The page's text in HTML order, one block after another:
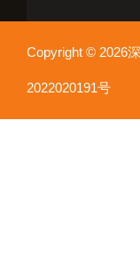
Copyright © 2026
2022020191号